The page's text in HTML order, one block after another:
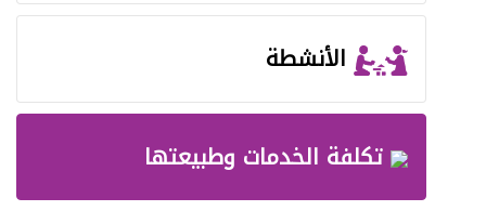
الأنشطة
تكلفة الخدمات وطبيعتها